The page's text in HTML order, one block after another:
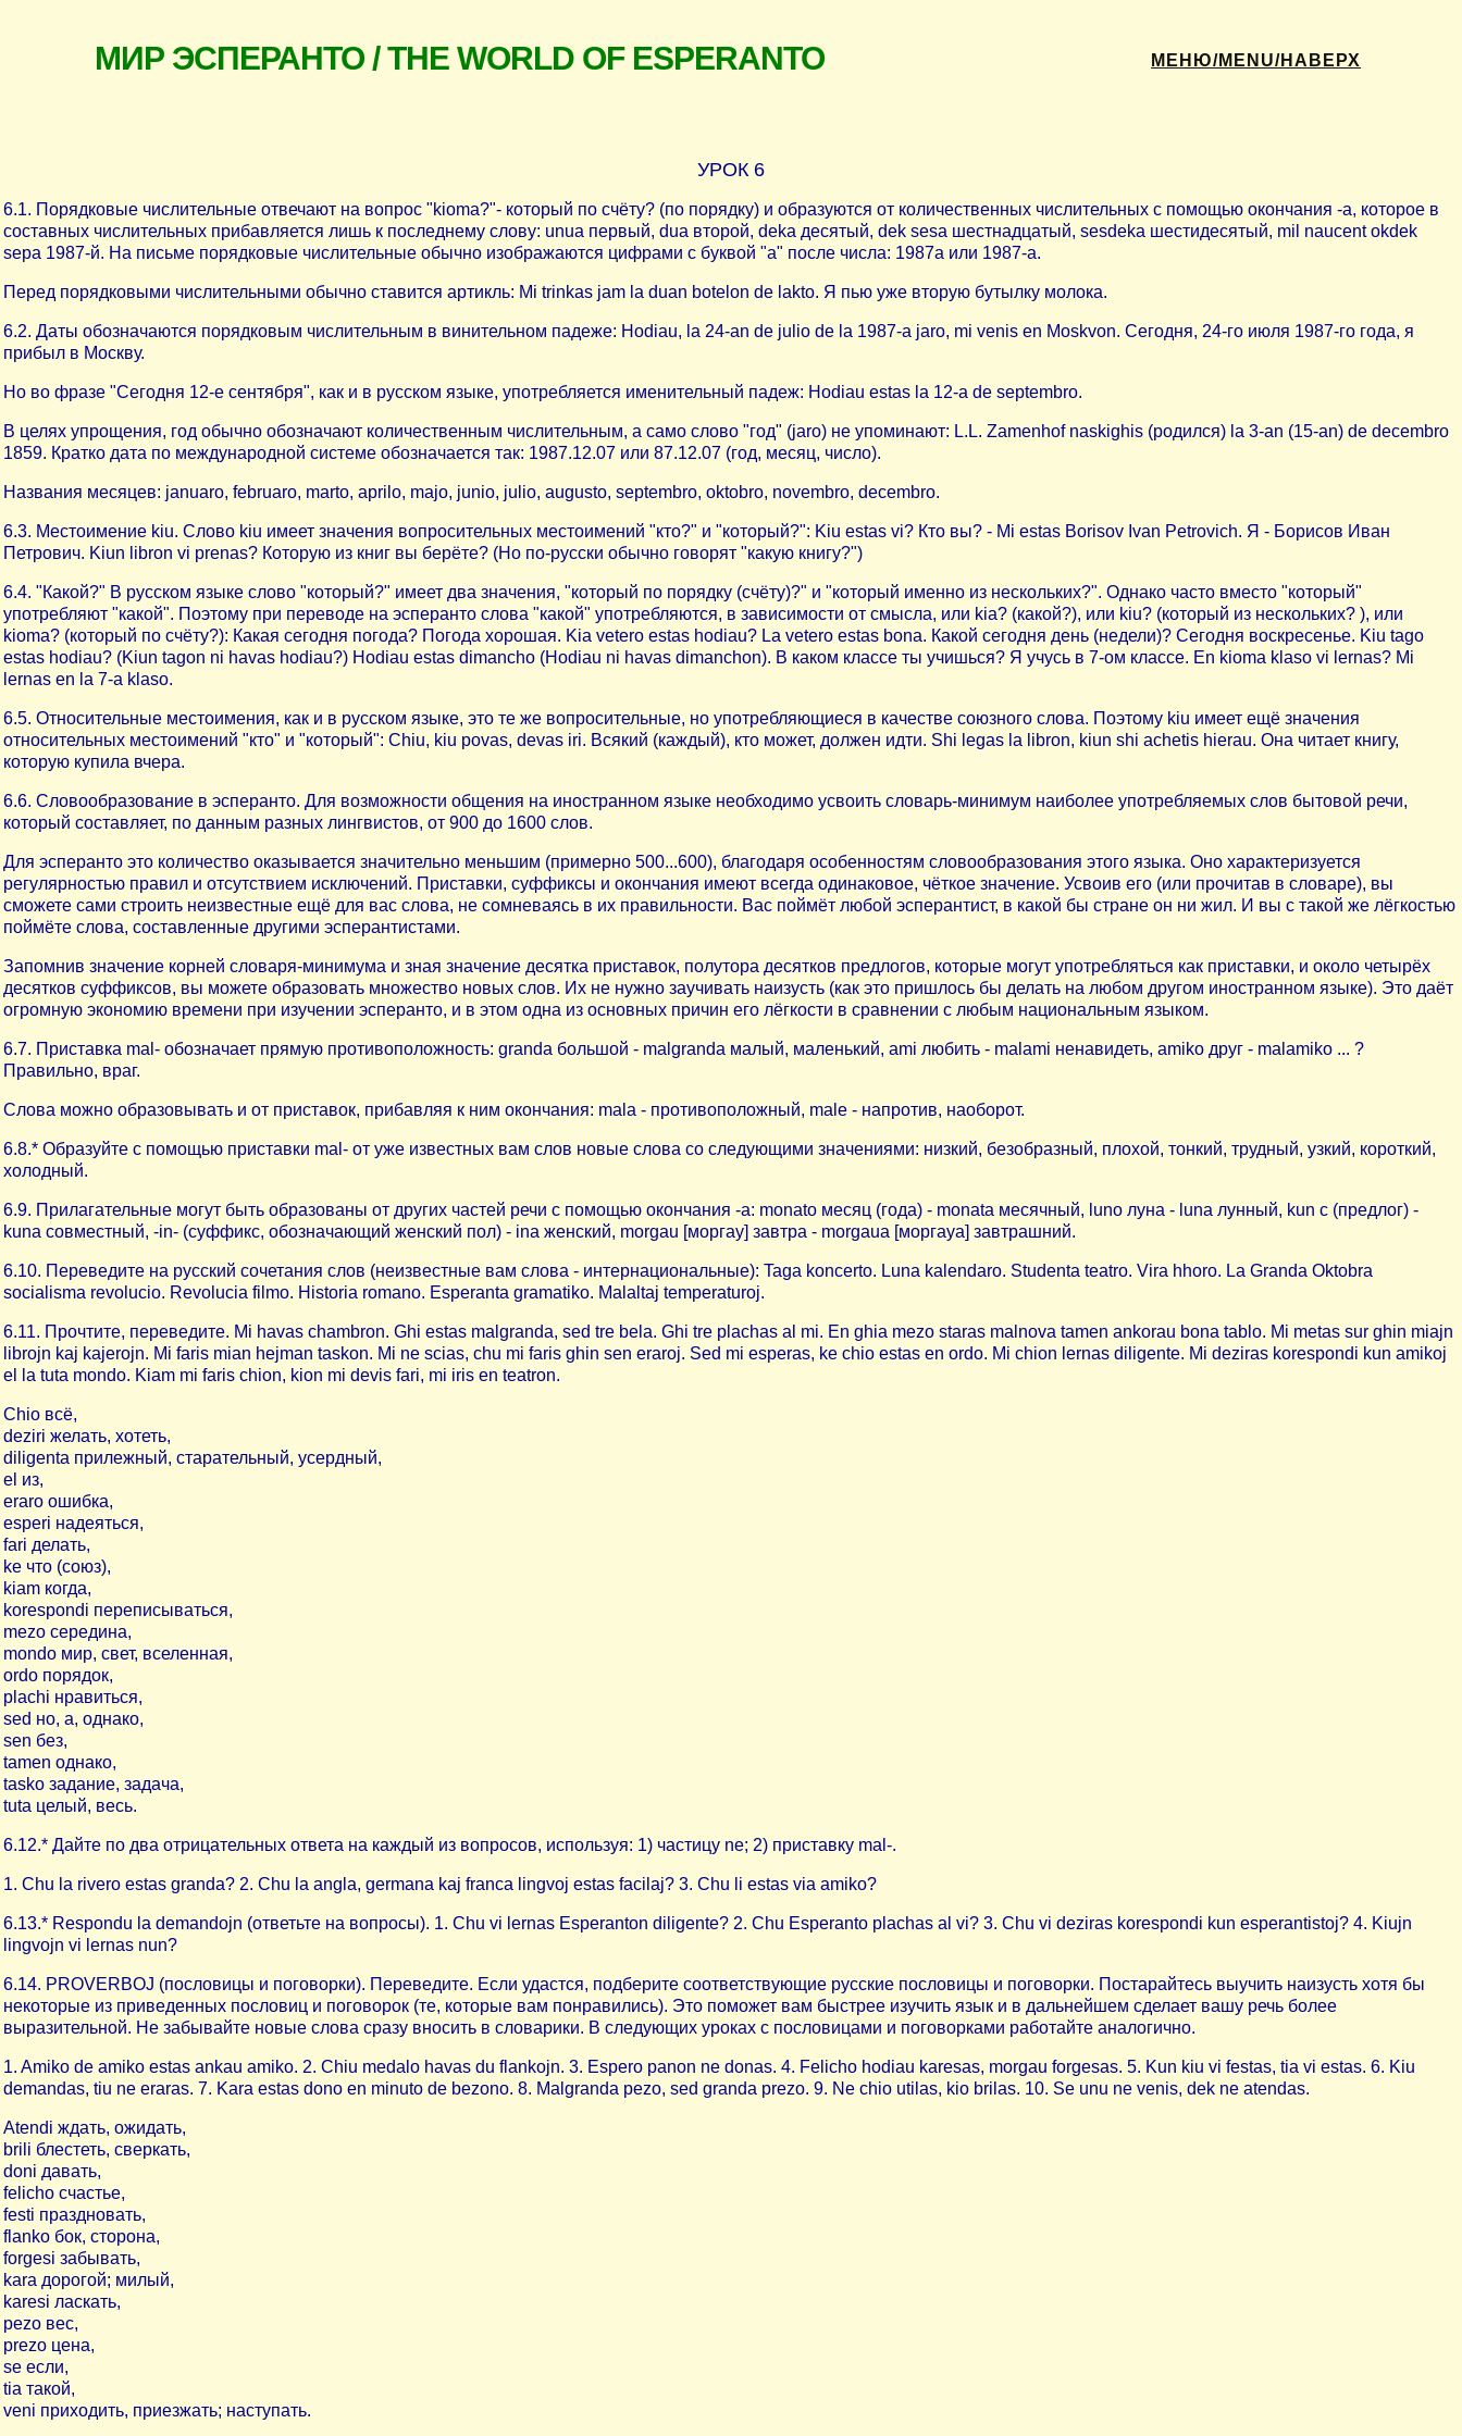
МИР ЭСПЕРАНТО / THE WORLD OF ESPERANTO МЕНЮ/MENU/НАВЕРХ
УРОК 6
6.1. Порядковые числительные отвечают на вопрос "kioma?"- который по счёту? (по порядку) и образуются от количественных числительных с помощью окончания -а, которое в
составных числительных прибавляется лишь к последнему слову: unua первый, dua второй, deka десятый, dek sesa шестнадцатый, sesdeka шестидесятый, mil naucent okdek
sepa 1987-й. На письме порядковые числительные обычно изображаются цифрами с буквой "a" после числа: 1987a или 1987-a.
Перед порядковыми числительными обычно ставится артикль: Mi trinkas jam la duan botelon de lakto. Я пью уже вторую бутылку молока.
6.2. Даты обозначаются порядковым числительным в винительном падеже: Hodiau, la 24-an de julio de la 1987-a jaro, mi venis en Moskvon. Сегодня, 24-го июля 1987-го года, я
прибыл в Москву.
Но во фразе "Сегодня 12-е сентября", как и в русском языке, употребляется именительный падеж: Hodiau estas la 12-a de septembro.
В целях упрощения, год обычно обозначают количественным числительным, а само слово "год" (jaro) не упоминают: L.L. Zamenhof naskighis (родился) la 3-an (15-an) de decembro
1859. Кратко дата по международной системе обозначается так: 1987.12.07 или 87.12.07 (год, месяц, число).
Названия месяцев: januaro, februaro, marto, aprilo, majo, junio, julio, augusto, septembro, oktobro, novembro, decembro.
6.3. Местоимение kiu. Слово kiu имеет значения вопросительных местоимений "кто?" и "который?": Kiu estas vi? Кто вы? - Mi estas Borisov Ivan Petrovich. Я - Борисов Иван
Петрович. Kiun libron vi prenas? Которую из книг вы берёте? (Но по-русски обычно говорят "какую книгу?")
6.4. "Какой?" В русском языке слово "который?" имеет два значения, "который по порядку (счёту)?" и "который именно из нескольких?". Однако часто вместо "который"
употребляют "какой". Поэтому при переводе на эсперанто слова "какой" употребляются, в зависимости от смысла, или kia? (какой?), или kiu? (который из нескольких? ), или
kioma? (который по счёту?): Какая сегодня погода? Погода хорошая. Kia vetero estas hodiau? La vetero estas bona. Какой сегодня день (недели)? Сегодня воскресенье. Kiu tago
estas hodiau? (Kiun tagon ni havas hodiau?) Hodiau estas dimancho (Hodiau ni havas dimanchon). В каком классе ты учишься? Я учусь в 7-ом классе. En kioma klaso vi lernas? Mi
lernas en la 7-a klaso.
6.5. Относительные местоимения, как и в русском языке, это те же вопросительные, но употребляющиеся в качестве союзного слова. Поэтому kiu имеет ещё значения
относительных местоимений "кто" и "который": Chiu, kiu povas, devas iri. Всякий (каждый), кто может, должен идти. Shi legas la libron, kiun shi achetis hierau. Она читает книгу,
которую купила вчера.
6.6. Словообразование в эсперанто. Для возможности общения на иностранном языке необходимо усвоить словарь-минимум наиболее употребляемых слов бытовой речи,
который составляет, по данным разных лингвистов, от 900 до 1600 слов.
Для эсперанто это количество оказывается значительно меньшим (примерно 500...600), благодаря особенностям словообразования этого языка. Оно характеризуется
регулярностью правил и отсутствием исключений. Приставки, суффиксы и окончания имеют всегда одинаковое, чёткое значение. Усвоив его (или прочитав в словаре), вы
сможете сами строить неизвестные ещё для вас слова, не сомневаясь в их правильности. Вас поймёт любой эсперантист, в какой бы стране он ни жил. И вы с такой же лёгкостью
поймёте слова, составленные другими эсперантистами.
Запомнив значение корней словаря-минимума и зная значение десятка приставок, полутора десятков предлогов, которые могут употребляться как приставки, и около четырёх
десятков суффиксов, вы можете образовать множество новых слов. Их не нужно заучивать наизусть (как это пришлось бы делать на любом другом иностранном языке). Это даёт
огромную экономию времени при изучении эсперанто, и в этом одна из основных причин его лёгкости в сравнении с любым национальным языком.
6.7. Приставка mal- обозначает прямую противоположность: granda большой - malgranda малый, маленький, ami любить - malami ненавидеть, amiko друг - malamiko ... ?
Правильно, враг.
Слова можно образовывать и от приставок, прибавляя к ним окончания: mala - противоположный, male - напротив, наоборот.
6.8.* Образуйте с помощью приставки mal- от уже известных вам слов новые слова со следующими значениями: низкий, безобразный, плохой, тонкий, трудный, узкий, короткий,
холодный.
6.9. Прилагательные могут быть образованы от других частей речи с помощью окончания -a: monato месяц (года) - monata месячный, luno луна - luna лунный, kun с (предлог) -
kuna совместный, -in- (суффикс, обозначающий женский пол) - ina женский, morgau [моргау] завтра - morgaua [моргауа] завтрашний.
6.10. Переведите на русский сочетания слов (неизвестные вам слова - интернациональные): Taga koncerto. Luna kalendaro. Studenta teatro. Vira hhoro. La Granda Oktobra
socialisma revolucio. Revolucia filmo. Historia romano. Esperanta gramatiko. Malaltaj temperaturoj.
6.11. Прочтите, переведите. Mi havas chambron. Ghi estas malgranda, sed tre bela. Ghi tre plachas al mi. En ghia mezo staras malnova tamen ankorau bona tablo. Mi metas sur ghin miajn
librojn kaj kajerojn. Mi faris mian hejman taskon. Mi ne scias, chu mi faris ghin sen eraroj. Sed mi esperas, ke chio estas en ordo. Mi chion lernas diligente. Mi deziras korespondi kun amikoj
el la tuta mondo. Kiam mi faris chion, kion mi devis fari, mi iris en teatron.
Chio всё,
deziri желать, хотеть,
diligenta прилежный, старательный, усердный,
el из,
eraro ошибка,
esperi надеяться,
fari делать,
ke что (союз),
kiam когда,
korespondi переписываться,
mezo середина,
mondo мир, свет, вселенная,
ordo порядок,
plachi нравиться,
sed но, а, однако,
sen без,
tamen однако,
tasko задание, задача,
tuta целый, весь.
6.12.* Дайте по два отрицательных ответа на каждый из вопросов, используя: 1) частицу ne; 2) приставку mal-.
1. Chu la rivero estas granda? 2. Chu la angla, germana kaj franca lingvoj estas facilaj? 3. Chu li estas via amiko?
6.13.* Respondu la demandojn (ответьте на вопросы). 1. Chu vi lernas Esperanton diligente? 2. Chu Esperanto plachas al vi? 3. Chu vi deziras korespondi kun esperantistoj? 4. Kiujn
lingvojn vi lernas nun?
6.14. PROVERBOJ (пословицы и поговорки). Переведите. Если удастся, подберите соответствующие русские пословицы и поговорки. Постарайтесь выучить наизусть хотя бы
некоторые из приведенных пословиц и поговорок (те, которые вам понравились). Это поможет вам быстрее изучить язык и в дальнейшем сделает вашу речь более
выразительной. Не забывайте новые слова сразу вносить в словарики. В следующих уроках с пословицами и поговорками работайте аналогично.
1. Amiko de amiko estas ankau amiko. 2. Chiu medalo havas du flankojn. 3. Espero panon ne donas. 4. Felicho hodiau karesas, morgau forgesas. 5. Kun kiu vi festas, tia vi estas. 6. Kiu
demandas, tiu ne eraras. 7. Kara estas dono en minuto de bezono. 8. Malgranda pezo, sed granda prezo. 9. Ne chio utilas, kio brilas. 10. Se unu ne venis, dek ne atendas.
Atendi ждать, ожидать,
brili блестеть, сверкать,
doni давать,
felicho счастье,
festi праздновать,
flanko бок, сторона,
forgesi забывать,
kara дорогой; милый,
karesi ласкать,
pezo вес,
prezo цена,
se если,
tia такой,
veni приходить, приезжать; наступать.